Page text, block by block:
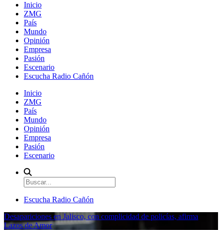
Inicio
ZMG
País
Mundo
Opinión
Empresa
Pasión
Escenario
Escucha Radio Cañón
Inicio
ZMG
País
Mundo
Opinión
Empresa
Pasión
Escenario
Escucha Radio Cañón
Desapariciones en Jalisco, con complicidad de policías, afirma
Lazos de Amor